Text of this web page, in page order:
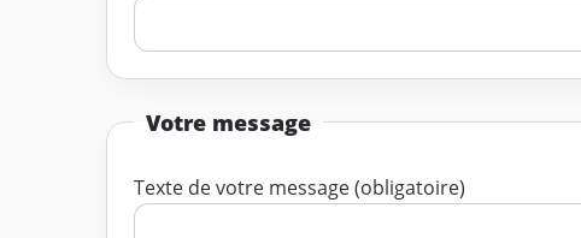
Votre message
Texte de votre message (obligatoire)